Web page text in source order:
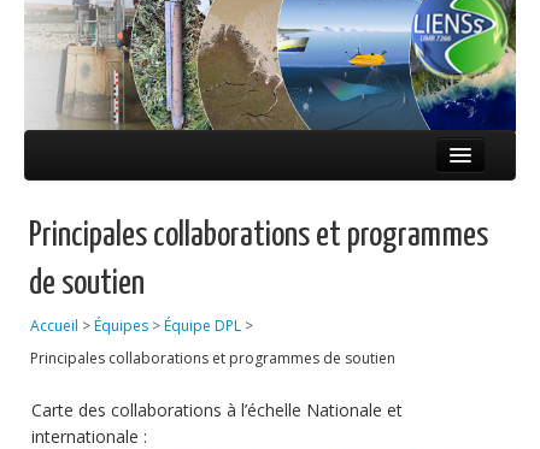
Équipes
Réseaux
Publications
Données
Principales collaborations et programmes
de soutien
Accueil >Équipes >Équipe DPL >
Principales collaborations et programmes de soutien
Carte des collaborations à l’échelle Nationale et
internationale :